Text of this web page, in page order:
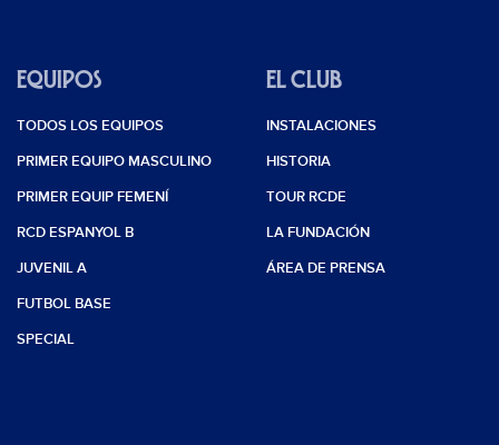
EQUIPOS
TODOS LOS EQUIPOS
PRIMER EQUIPO MASCULINO
PRIMER EQUIP FEMENÍ
RCD ESPANYOL B
JUVENIL A
FUTBOL BASE
SPECIAL
EL CLUB
INSTALACIONES
HISTORIA
TOUR RCDE
LA FUNDACIÓN
ÁREA DE PRENSA